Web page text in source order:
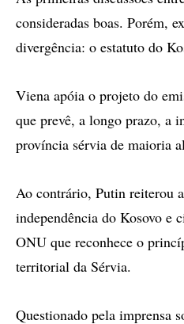
consideradas boas. Porém,
divergência: o estatuto do
Viena apóia o projeto do
que prevê, a longo prazo, a
província sérvia de maioria
Ao contrário, Putin reiterou
independência do Kosovo e
ONU que reconhece o
territorial da Sérvia.
Questionado pela imprensa